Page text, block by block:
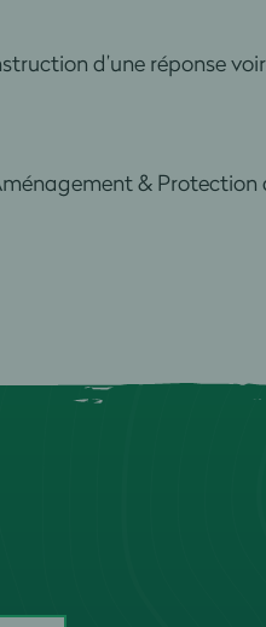
d’une réponse
& Protection